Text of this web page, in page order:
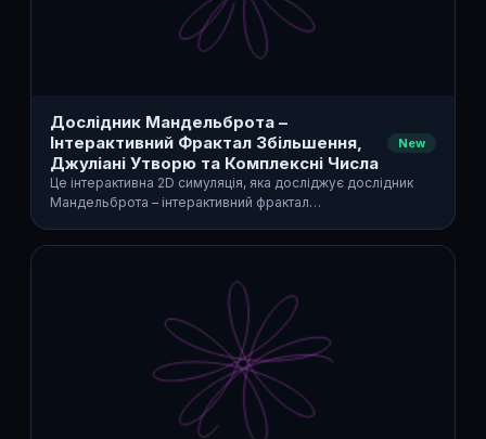
Дослідник Мандельброта –
Інтерактивний Фрактал Збільшення,
Джуліані Утворю та Комплексні Числа
New
Це інтерактивна 2D симуляція, яка досліджує дослідник
Мандельброта – інтерактивний фрактал…